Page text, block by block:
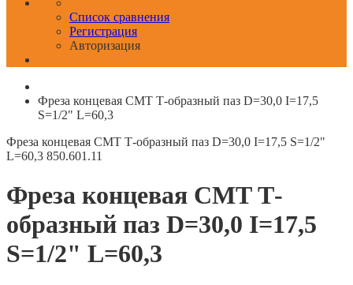
Список сравнения
Регистрация
Авторизация
Фреза концевая CMT Т-образный паз D=30,0 I=17,5
S=1/2" L=60,3
Фреза концевая CMT Т-образный паз D=30,0 I=17,5 S=1/2"
L=60,3 850.601.11
Фреза концевая CMT Т-
образный паз D=30,0 I=17,5
S=1/2" L=60,3